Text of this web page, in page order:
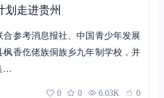
划走进贵州
参考消息报社、中国青少年发展
香仡佬族侗族乡九年制学校，并
…
0 0 6.03K 0